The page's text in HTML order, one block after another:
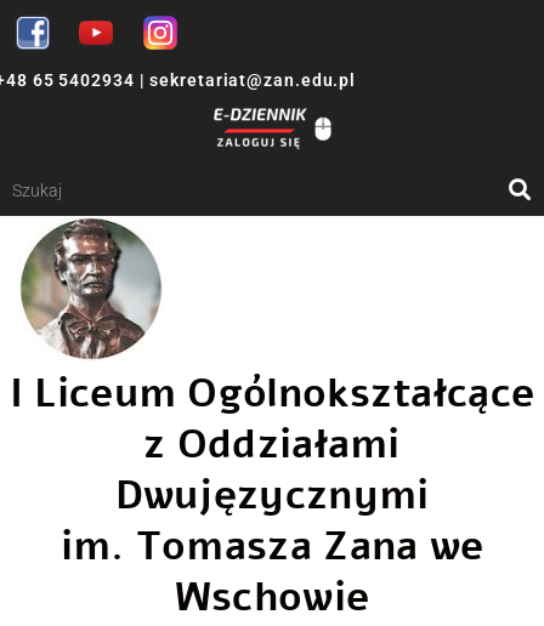
65 5402934 | sekretariat@zan.edu.pl
I Liceum Ogólnokształcące
z Oddziałami
Dwujęzycznymi
im. Tomasza Zana we
Wschowie